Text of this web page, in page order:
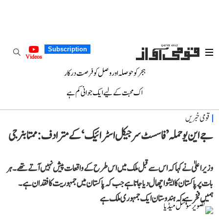
Subscription
Videos
ہجر کو حوصلہ اور وصل کو فرصت درکار
اک محبت کے لیے ایک جوانی کم ہے
قومی خبریں
جے این یو حملہ ’فاسسٹ سرجیکل اسٹرائیک‘ کے مترادف: ممتا بنرجی
وزیرا علیٰ نے کہا کہ اس سے قبل ملک میں اس طرح کے واقعات پیش نہیں آتے تھے۔ ہر
بات پر پاکستان کا ایشو اچھال دیا جاتا ہے جب کہ پاکستان میں جمہوریت کا فقدان ہے۔
ہمیں فخر ہے کہ ہندوستان ایک جمہوری ملک ہے